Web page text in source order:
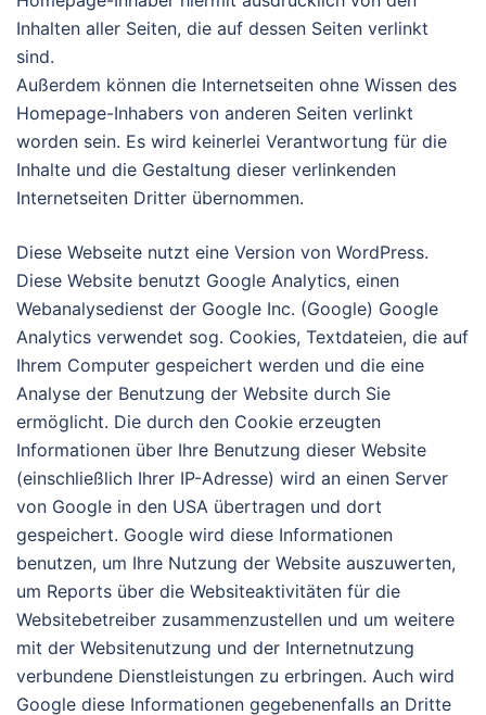
Inhalten aller Seiten, die auf dessen Seiten verlinkt
sind.
Außerdem können die Internetseiten ohne Wissen des
Homepage-Inhabers von anderen Seiten verlinkt
worden sein. Es wird keinerlei Verantwortung für die
Inhalte und die Gestaltung dieser verlinkenden
Internetseiten Dritter übernommen.
Diese Webseite nutzt eine Version von WordPress.
Diese Website benutzt Google Analytics, einen
Webanalysedienst der Google Inc. (Google) Google
Analytics verwendet sog. Cookies, Textdateien, die auf
Ihrem Computer gespeichert werden und die eine
Analyse der Benutzung der Website durch Sie
ermöglicht. Die durch den Cookie erzeugten
Informationen über Ihre Benutzung dieser Website
(einschließlich Ihrer IP-Adresse) wird an einen Server
von Google in den USA übertragen und dort
gespeichert. Google wird diese Informationen
benutzen, um Ihre Nutzung der Website auszuwerten,
um Reports über die Websiteaktivitäten für die
Websitebetreiber zusammenzustellen und um weitere
mit der Websitenutzung und der Internetnutzung
verbundene Dienstleistungen zu erbringen. Auch wird
Google diese Informationen gegebenenfalls an Dritte